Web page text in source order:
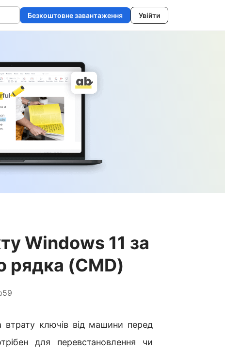
Безкоштовне завантаження Увійти
Windows 11 за
рядка (CMD)
59
ключів від машини перед
для перевстановлення чи